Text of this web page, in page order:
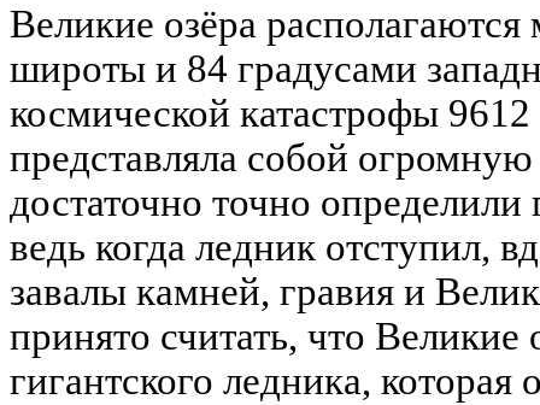
Великие озёра
широты и 84 градусами
космической катастрофы
представляла собой
достаточно точно
ведь когда ледник отступил,
завалы камней, гравия и
принято считать, что Великие
гигантского ледника, которая